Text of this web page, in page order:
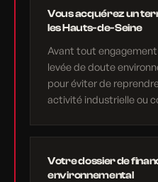
Vous acquérez un
les Hauts-de-Seine
Avant tout
levée de doute
pour éviter de
activité industrielle ou
Votre dossier de
environnemental